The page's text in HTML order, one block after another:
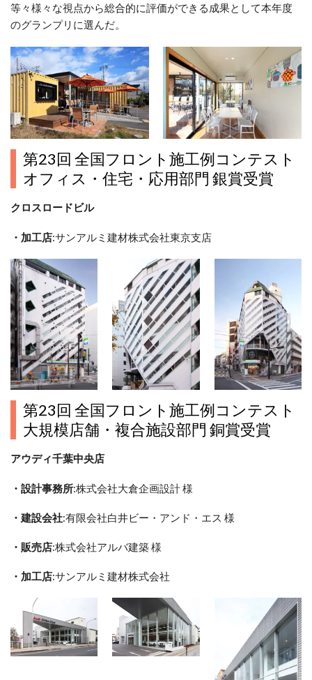
等々様々な視点から総合的に評価ができる成果として本年度
のグランプリに選んだ。
第23回 全国フロント施工例コンテスト
オフィス・住宅・応用部門 銀賞受賞
クロスロードビル
・加工店:サンアルミ建材株式会社東京支店
第23回 全国フロント施工例コンテスト
大規模店舗・複合施設部門 銅賞受賞
アウディ千葉中央店
・設計事務所:株式会社大倉企画設計 様
・建設会社:有限会社白井ビー・アンド・エス 様
・販売店:株式会社アルバ建築 様
・加工店:サンアルミ建材株式会社